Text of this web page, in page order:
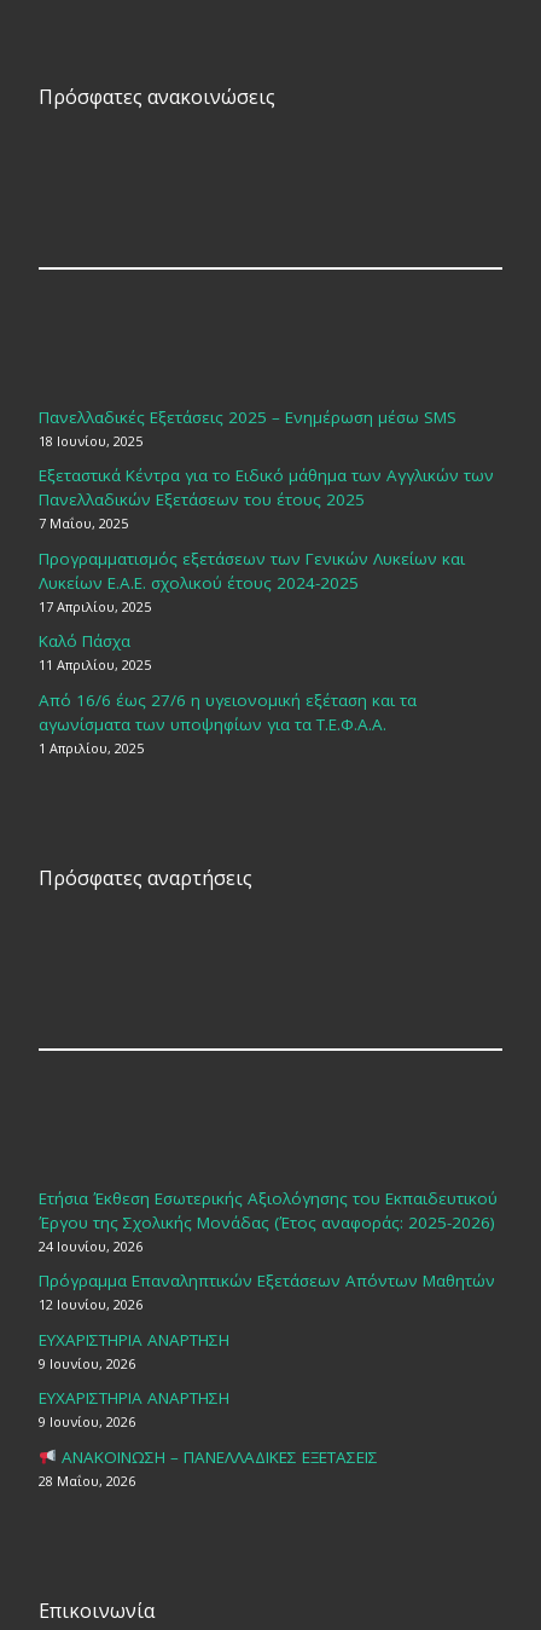
Πρόσφατες ανακοινώσεις
Πανελλαδικές Εξετάσεις 2025 – Ενημέρωση μέσω SMS
18 Ιουνίου, 2025
Εξεταστικά Κέντρα για το Ειδικό μάθημα των Αγγλικών των
Πανελλαδικών Εξετάσεων του έτους 2025
7 Μαΐου, 2025
Προγραμματισμός εξετάσεων των Γενικών Λυκείων και
Λυκείων Ε.Α.Ε. σχολικού έτους 2024-2025
17 Απριλίου, 2025
Καλό Πάσχα
11 Απριλίου, 2025
Από 16/6 έως 27/6 η υγειονομική εξέταση και τα
αγωνίσματα των υποψηφίων για τα Τ.Ε.Φ.Α.Α.
1 Απριλίου, 2025
Πρόσφατες αναρτήσεις
Ετήσια Έκθεση Εσωτερικής Αξιολόγησης του Εκπαιδευτικού
Έργου της Σχολικής Μονάδας (Έτος αναφοράς: 2025-2026)
24 Ιουνίου, 2026
Πρόγραμμα Επαναληπτικών Εξετάσεων Απόντων Μαθητών
12 Ιουνίου, 2026
ΕΥΧΑΡΙΣΤΗΡΙΑ ΑΝΑΡΤΗΣΗ
9 Ιουνίου, 2026
ΕΥΧΑΡΙΣΤΗΡΙΑ ΑΝΑΡΤΗΣΗ
9 Ιουνίου, 2026
ΑΝΑΚΟΙΝΩΣΗ – ΠΑΝΕΛΛΑΔΙΚΕΣ ΕΞΕΤΑΣΕΙΣ
28 Μαΐου, 2026
Επικοινωνία